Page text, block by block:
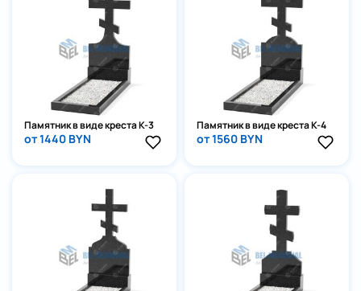
Памятник в виде креста К-3
от 1440 BYN
Памятник в виде креста К-4
от 1560 BYN